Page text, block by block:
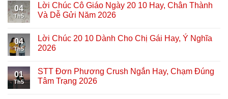
04
Th5
Lời Chúc Cô Giáo Ngày 20 10 Hay, Chân Thành
Và Dễ Gửi Năm 2026
04
Th5
Lời Chúc 20 10 Dành Cho Chị Gái Hay, Ý Nghĩa
2026
01
Th5
STT Đơn Phương Crush Ngắn Hay, Chạm Đúng
Tâm Trạng 2026